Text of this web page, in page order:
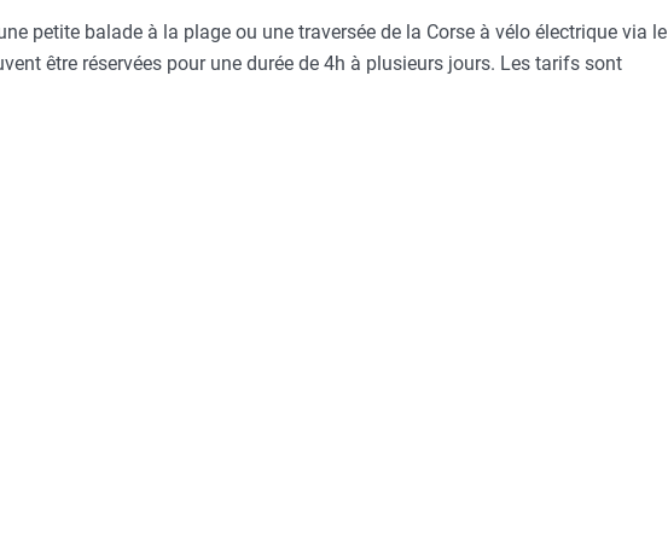
petite balade à la plage ou une traversée de la Corse à vélo électrique via le
être réservées pour une durée de 4h à plusieurs jours. Les tarifs sont